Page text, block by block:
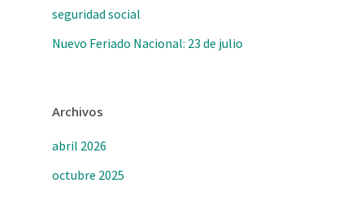
seguridad social
Nuevo Feriado Nacional: 23 de julio
Archivos
abril 2026
octubre 2025